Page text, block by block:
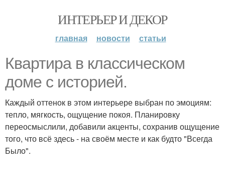
ИНТЕРЬЕР И ДЕКОР
главная новости статьи
Квартира в классическом
доме с историей.
Каждый оттенок в этом интерьере выбран по эмоциям:
тепло, мягкость, ощущение покоя. Планировку
переосмыслили, добавили акценты, сохранив ощущение
того, что всё здесь - на своём месте и как будто "Всегда
Было".